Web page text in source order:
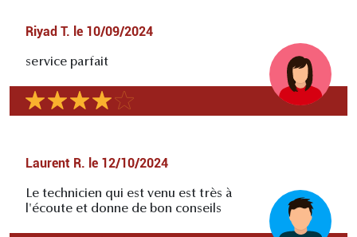
Riyad T. le 10/09/2024
service parfait
Laurent R. le 12/10/2024
Le technicien qui est venu est très à
l'écoute et donne de bon conseils